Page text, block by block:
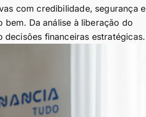
com credibilidade, segurança e
Da análise à liberação do
financeiras estratégicas.